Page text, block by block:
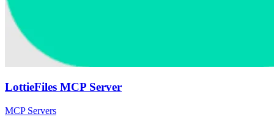
LottieFiles MCP Server
MCP Servers